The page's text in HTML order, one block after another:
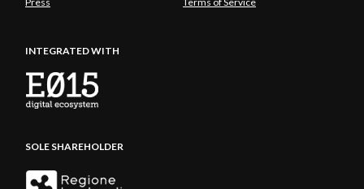
INTEGRATED WITH
SOLE SHAREHOLDER